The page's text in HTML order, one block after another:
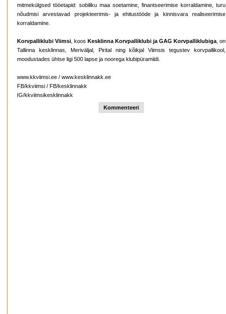
mitmekülgsed tööetapid: sobiliku maa soetamine, finantseerimise korraldamine, turu
nõudmisi arvestavad projekteerimis- ja ehitustööde ja kinnisvara realiseerimise
korraldamine.
Korvpalliklubi Viimsi , koos Kesklinna Korvpalliklubi ja GAG Korvpalliklubiga , on
Tallinna kesklinnas, Meriväljal, Pirital ning kõikjal Viimsis tegustev korvpallikool,
moodustades ühtse ligi 500 lapse ja noorega klubipüramiidi.
www.kkviimsi.ee / www.kesklinnakk.ee
FB/kkviimsi / FB/kesklinnakk
IG/kkviimsikesklinnakk
Kommenteeri